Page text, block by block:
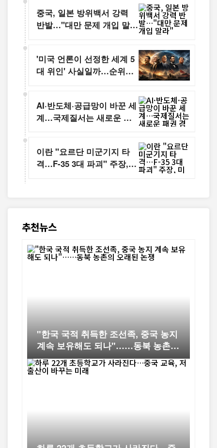
중국, 일본 방위백서 강력
반발…"대만 문제 개입 말
'미국 언론이 선정한 세계 5
대 위인' 사실일까…순위보
AI·반도체·공급망이 바꾼 세
계…국제질서는 새로운 패
이란 "요르단 미군기지 타
격…F-35 3대 파괴" 주장,
추천뉴스
"한국 국적 취득한 조선족, 중국 농지
계속 보유해도 되나"……동북 농촌의
오래된 논쟁